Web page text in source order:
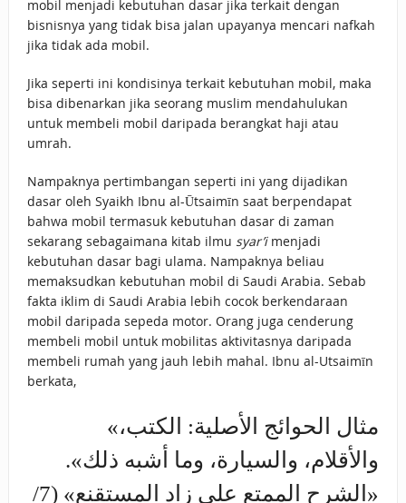
mobil menjadi kebutuhan dasar jika terkait dengan
bisnisnya yang tidak bisa jalan upayanya mencari nafkah
jika tidak ada mobil.
Jika seperti ini kondisinya terkait kebutuhan mobil, maka
bisa dibenarkan jika seorang muslim mendahulukan
untuk membeli mobil daripada berangkat haji atau
umrah.
Nampaknya pertimbangan seperti ini yang dijadikan
dasar oleh Syaikh Ibnu al-Ūtsaimīn saat berpendapat
bahwa mobil termasuk kebutuhan dasar di zaman
sekarang sebagaimana kitab ilmu syar’imenjadi
kebutuhan dasar bagi ulama. Nampaknya beliau
memaksudkan kebutuhan mobil di Saudi Arabia. Sebab
fakta iklim di Saudi Arabia lebih cocok berkendaraan
mobil daripada sepeda motor. Orang juga cenderung
membeli mobil untuk mobilitas aktivitasnya daripada
membeli rumah yang jauh lebih mahal. Ibnu al-Utsaimīn
berkata,
«مثال الحوائج الأصلية: الكتب،
والأقلام، والسيارة، وما أشبه ذلك».
«الشرح الممتع على زاد المستقنع» (7/